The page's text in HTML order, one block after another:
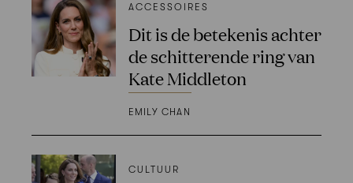
ACCESSOIRES
Dit is de betekenis achter
de schitterende ring van
Kate Middleton
EMILY CHAN
CULTUUR